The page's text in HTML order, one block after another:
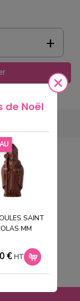
de Noël
SAINT
MM
€ HT